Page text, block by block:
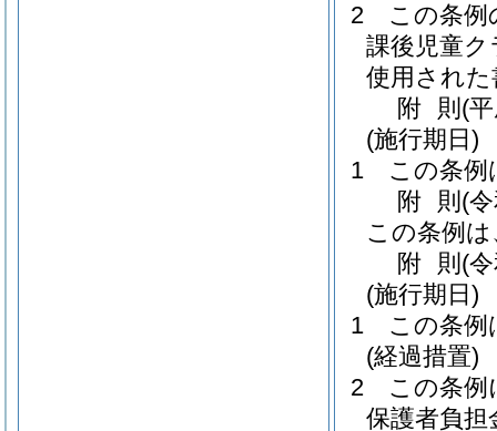
2
この条例
課後児童
使用され
附 則 (
(施行期日)
1
この条例
附 則 (
この条例
附 則 (
(施行期日)
1
この条例
(経過措置)
2
この条例
保護者負担